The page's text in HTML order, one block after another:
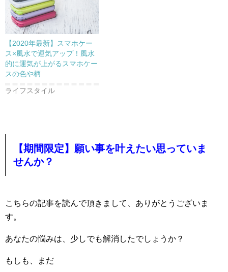
【2020年最新】スマホケー
ス×風水で運気アップ！風水
的に運気が上がるスマホケー
スの色や柄
ライフスタイル
【期間限定】願い事を叶えたい思っていま
せんか？
こちらの記事を読んで頂きまして、ありがとうございま
す。
あなたの悩みは、少しでも解消したでしょうか？
もしも、まだ